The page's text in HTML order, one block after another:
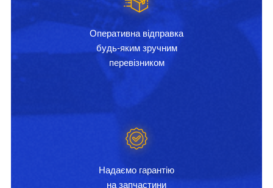
Оперативна відправка
будь-яким зручним
перевізником
Надаємо гарантію
на запчастини